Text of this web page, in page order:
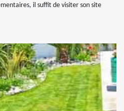
il suffit de visiter son site